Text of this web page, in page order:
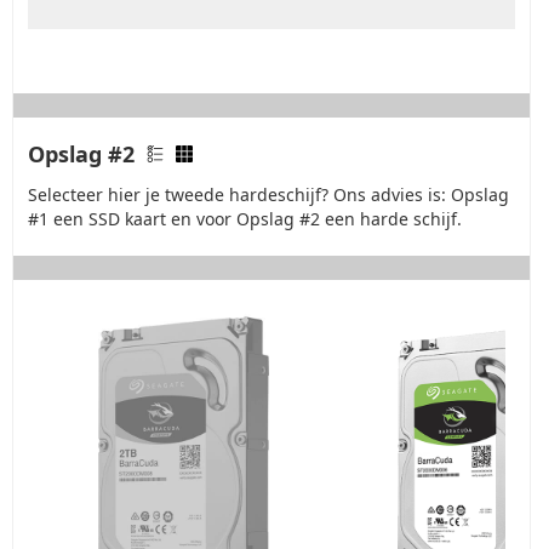
Opslag #2
Selecteer hier je tweede hardeschijf? Ons advies is: Opslag
#1 een SSD kaart en voor Opslag #2 een harde schijf.